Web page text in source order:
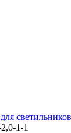
светильников
1-1